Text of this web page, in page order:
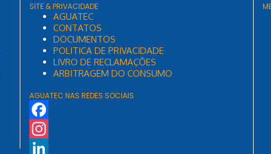
SITE & PRIVACIDADE
AGUATEC
CONTATOS
DOCUMENTOS
POLITICA DE PRIVACIDADE
LIVRO DE RECLAMAÇÕES
ARBITRAGEM DO CONSUMO
AGUATEC NAS REDES SOCIAIS
Facebook
Instagram